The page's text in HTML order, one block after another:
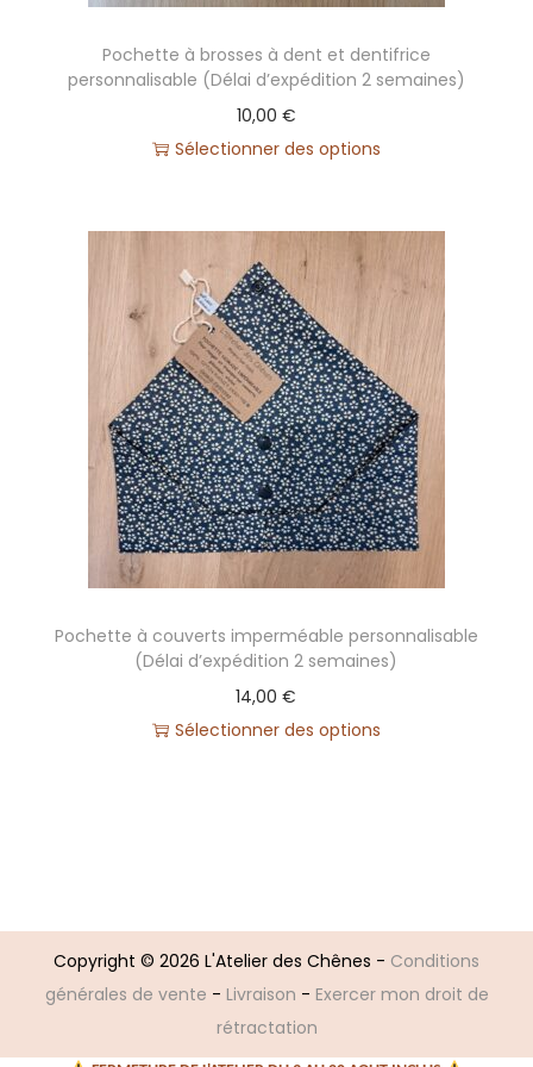
Pochette à brosses à dent et dentifrice
personnalisable (Délai d’expédition 2 semaines)
10,00 €
Sélectionner des options
Pochette à couverts imperméable personnalisable
(Délai d’expédition 2 semaines)
14,00€
Sélectionner des options
Copyright © 2026 L'Atelier des Chênes - Conditions
générales de vente - Livraison - Exercer mon droit de
rétractation